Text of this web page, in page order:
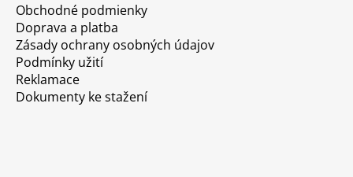
Obchodné podmienky
Doprava a platba
Zásady ochrany osobných údajov
Podmínky užití
Reklamace
Dokumenty ke stažení